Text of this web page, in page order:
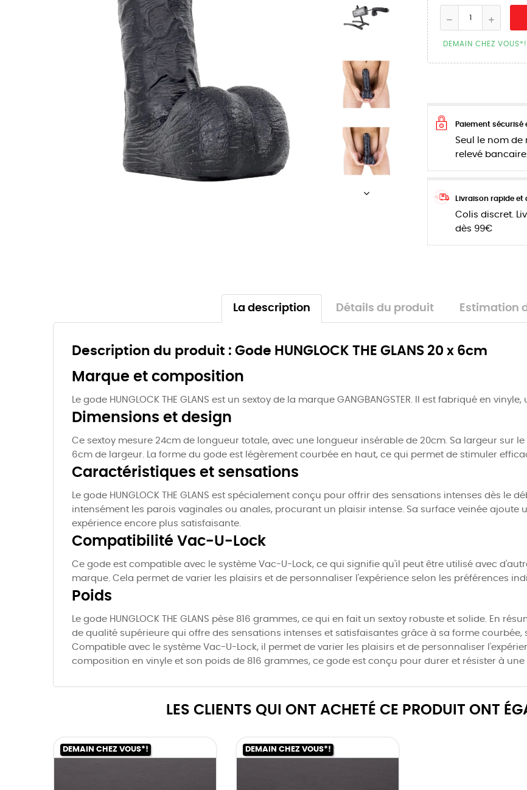
DEMAIN CHEZ VOUS*!
Paiement sécurisé
Seul le nom de
relevé
Livraison rapide et
Colis discret.
dès 99€
La description Détails du produit Estimation
Description du produit : Gode HUNGLOCK THE GLANS 20 x 6cm
Marque et composition
Le gode HUNGLOCK THE GLANS est un sextoy de la marque GANGBANGSTER. Il est fabriqué en
Dimensions et design
Ce sextoy mesure 24cm de longueur totale, avec une longueur insérable de 20cm. Sa largeur sur
6cm de largeur. La forme du gode est légèrement courbée en haut, ce qui permet de stimuler
Caractéristiques et sensations
Le gode HUNGLOCK THE GLANS est spécialement conçu pour offrir des sensations intenses dès le
intensément les parois vaginales ou anales, procurant un plaisir intense. Sa surface veinée ajoute
expérience encore plus satisfaisante.
Compatibilité Vac-U-Lock
Ce gode est compatible avec le système Vac-U-Lock, ce qui signifie qu'il peut être utilisé avec
marque. Cela permet de varier les plaisirs et de personnaliser l'expérience selon les préférences
Poids
Le gode HUNGLOCK THE GLANS pèse 816 grammes, ce qui en fait un sextoy robuste et solide. En
de qualité supérieure qui offre des sensations intenses et satisfaisantes grâce à sa forme
Compatible avec le système Vac-U-Lock, il permet de varier les plaisirs et de personnaliser
composition en vinyle et son poids de 816 grammes, ce gode est conçu pour durer et résister à
LES CLIENTS QUI ONT ACHETÉ CE PRODUIT ONT
DEMAIN CHEZ VOUS*! DEMAIN CHEZ VOUS*!